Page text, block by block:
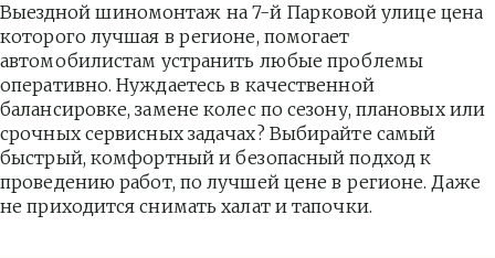
Выездной шиномонтаж на 7-й Парковой улице цена
которого лучшая в регионе, помогает
автомобилистам устранить любые проблемы
оперативно. Нуждаетесь в качественной
балансировке, замене колес по сезону, плановых или
срочных сервисных задачах? Выбирайте самый
быстрый, комфортный и безопасный подход к
проведению работ, по лучшей цене в регионе. Даже
не приходится снимать халат и тапочки.